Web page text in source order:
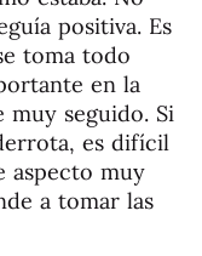
positiva. Es
toma todo
en la
seguido. Si
es difícil
aspecto muy
a tomar las